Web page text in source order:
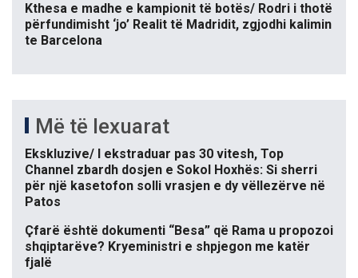
Kthesa e madhe e kampionit të botës/ Rodri i thotë
përfundimisht ‘jo’ Realit të Madridit, zgjodhi kalimin
te Barcelona
Më të lexuarat
Ekskluzive/ I ekstraduar pas 30 vitesh, Top
Channel zbardh dosjen e Sokol Hoxhës: Si sherri
për një kasetofon solli vrasjen e dy vëllezërve në
Patos
Çfarë është dokumenti “Besa” që Rama u propozoi
shqiptarëve? Kryeministri e shpjegon me katër
fjalë